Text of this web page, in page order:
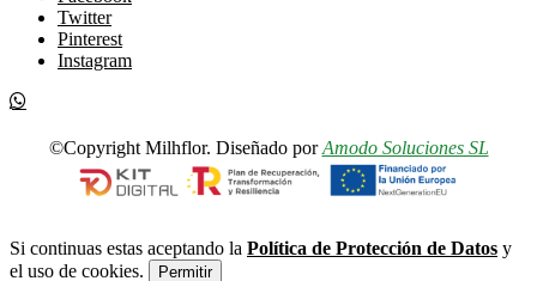
Twitter
Pinterest
Instagram
©Copyright Milhflor. Diseñado porAmodo Soluciones SL
Si continuas estas aceptando la Política de Protección de Datos y
el uso de cookies.
Permitir